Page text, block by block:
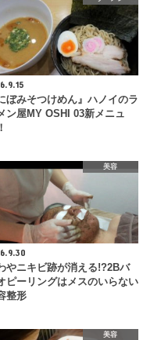
ぼみそつけめん』ハノイのラ
ン屋MY OSHI 03新メニュ
美容
やニキビ跡が消える!?2Bバ
ピーリングはメスのいらない
整形
美容